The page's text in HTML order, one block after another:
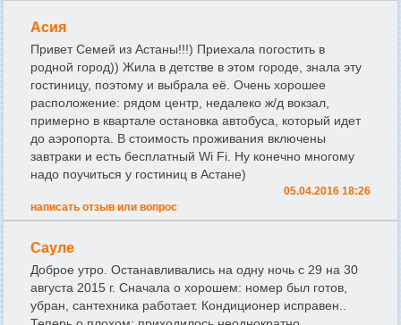
Асия
Привет Семей из Астаны!!!) Приехала погостить в
родной город)) Жила в детстве в этом городе, знала эту
гостиницу, поэтому и выбрала её. Очень хорошее
расположение: рядом центр, недалеко ж/д вокзал,
примерно в квартале остановка автобуса, который идет
до аэропорта. В стоимость проживания включены
завтраки и есть бесплатный Wi Fi. Ну конечно многому
надо поучиться у гостиниц в Астане)
05.04.2016 18:26
написать отзыв или вопрос
Сауле
Доброе утро. Останавливались на одну ночь с 29 на 30
августа 2015 г. Сначала о хорошем: номер был готов,
убран, сантехника работает. Кондиционер исправен..